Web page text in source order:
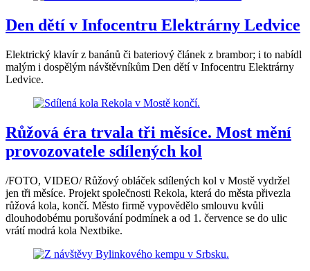
Den dětí v Infocentru Elektrárny Ledvice
Elektrický klavír z banánů či bateriový článek z brambor; i to nabídl
malým i dospělým návštěvníkům Den dětí v Infocentru Elektrárny
Ledvice.
Růžová éra trvala tři měsíce. Most mění
provozovatele sdílených kol
/FOTO, VIDEO/ Růžový obláček sdílených kol v Mostě vydržel
jen tři měsíce. Projekt společnosti Rekola, která do města přivezla
růžová kola, končí. Město firmě vypovědělo smlouvu kvůli
dlouhodobému porušování podmínek a od 1. července se do ulic
vrátí modrá kola Nextbike.